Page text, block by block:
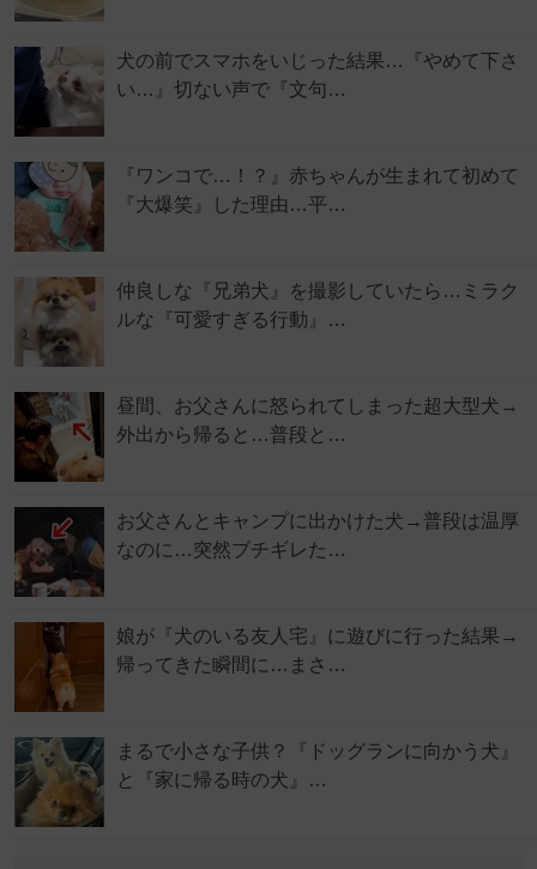
犬の前でスマホをいじった結果…『やめて下さ
い…』切ない声で『文句…
『ワンコで…！？』赤ちゃんが生まれて初めて
『大爆笑』した理由…平…
仲良しな『兄弟犬』を撮影していたら…ミラク
ルな『可愛すぎる行動』…
昼間、お父さんに怒られてしまった超大型犬→
外出から帰ると…普段と…
お父さんとキャンプに出かけた犬→普段は温厚
なのに…突然ブチギレた…
娘が『犬のいる友人宅』に遊びに行った結果→
帰ってきた瞬間に…まさ…
まるで小さな子供？『ドッグランに向かう犬』
と『家に帰る時の犬』…